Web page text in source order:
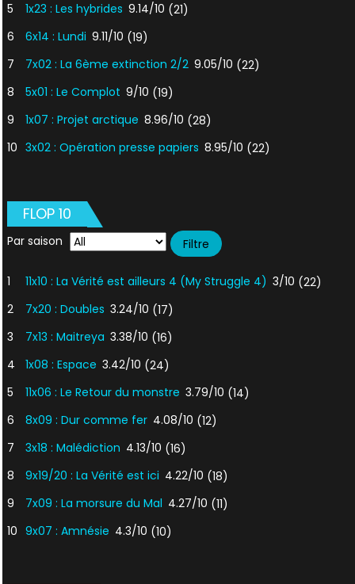
5
1x23 : Les hybrides 9.14/10 (21)
6
6x14 : Lundi 9.11/10 (19)
7
7x02 : La 6ème extinction 2/2 9.05/10 (22)
8
5x01 : Le Complot 9/10 (19)
9
1x07 : Projet arctique 8.96/10 (28)
10 3x02 : Opération presse papiers 8.95/10 (22)
FLOP 10
Par saison
1 11x10 : La Vérité est ailleurs 4 (My Struggle 4) 3/10 (22)
2
7x20 : Doubles 3.24/10 (17)
3
7x13 : Maitreya 3.38/10 (16)
4
1x08 : Espace 3.42/10 (24)
5
11x06 : Le Retour du monstre 3.79/10 (14)
6
8x09 : Dur comme fer 4.08/10 (12)
7
3x18 : Malédiction 4.13/10 (16)
8
9x19/20 : La Vérité est ici 4.22/10 (18)
9
7x09 : La morsure du Mal 4.27/10 (11)
10 9x07 : Amnésie 4.3/10 (10)